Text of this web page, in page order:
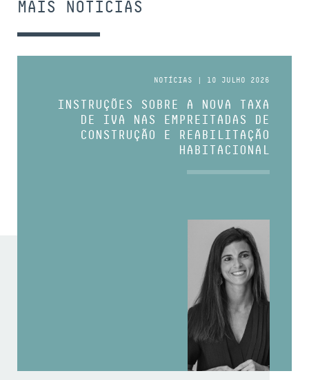
MAIS NOTÍCIAS
NOTÍCIAS | 10 JULHO 2026
INSTRUÇÕES SOBRE A NOVA TAXA
DE IVA NAS EMPREITADAS DE
CONSTRUÇÃO E REABILITAÇÃO
HABITACIONAL